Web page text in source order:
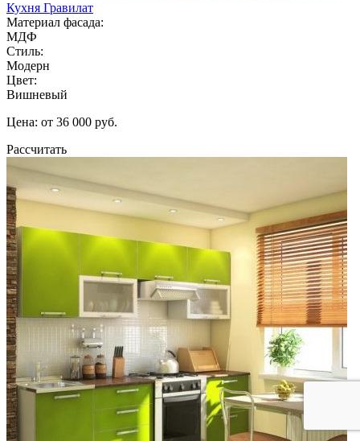
Кухня Гравилат
Материал фасада:
МДФ
Стиль:
Модерн
Цвет:
Вишневый
Цена: от 36 000 руб.
Рассчитать